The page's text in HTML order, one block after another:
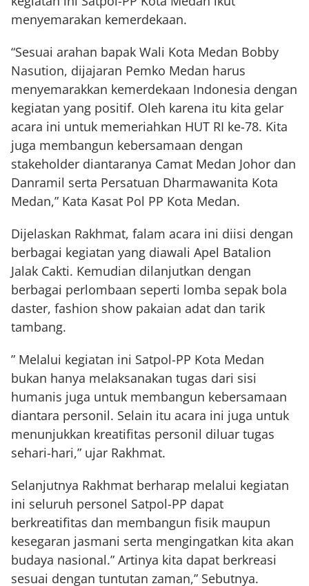
menyemarakan kemerdekaan.
“Sesuai arahan bapak Wali Kota Medan Bobby
Nasution, dijajaran Pemko Medan harus
menyemarakkan kemerdekaan Indonesia dengan
kegiatan yang positif. Oleh karena itu kita gelar
acara ini untuk memeriahkan HUT RI ke-78. Kita
juga membangun kebersamaan dengan
stakeholder diantaranya Camat Medan Johor dan
Danramil serta Persatuan Dharmawanita Kota
Medan,” Kata Kasat Pol PP Kota Medan.
Dijelaskan Rakhmat, falam acara ini diisi dengan
berbagai kegiatan yang diawali Apel Batalion
Jalak Cakti. Kemudian dilanjutkan dengan
berbagai perlombaan seperti lomba sepak bola
daster, fashion show pakaian adat dan tarik
tambang.
” Melalui kegiatan ini Satpol-PP Kota Medan
bukan hanya melaksanakan tugas dari sisi
humanis juga untuk membangun kebersamaan
diantara personil. Selain itu acara ini juga untuk
menunjukkan kreatifitas personil diluar tugas
sehari-hari,” ujar Rakhmat.
Selanjutnya Rakhmat berharap melalui kegiatan
ini seluruh personel Satpol-PP dapat
berkreatifitas dan membangun fisik maupun
kesegaran jasmani serta mengingatkan kita akan
budaya nasional.” Artinya kita dapat berkreasi
sesuai dengan tuntutan zaman,” Sebutnya.